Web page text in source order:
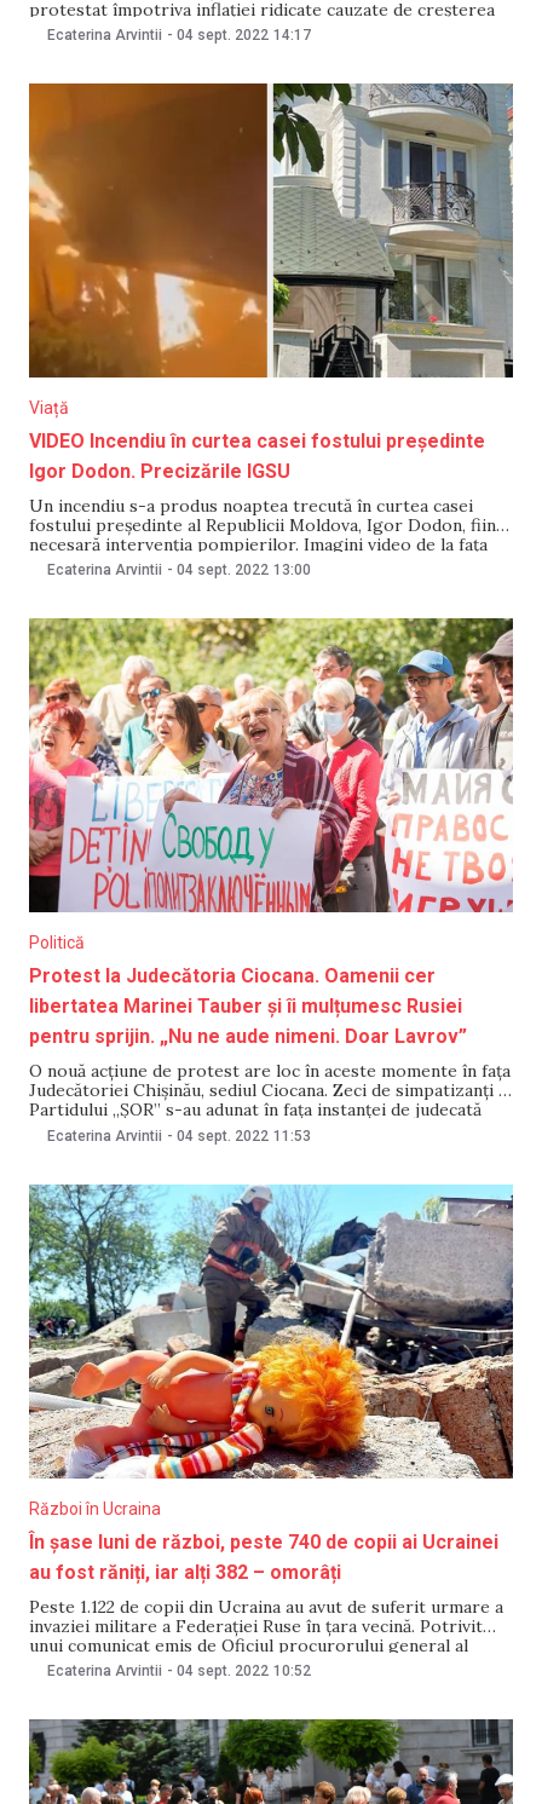
protestat împotriva inflației ridicate cauzate de creșterea
prețurilor la energie. Potrivit estimărilor poliției,
aproximativ 70.000 de persoane au luat parte la acțiune,
extremă dreapta ai demonstrației
Ecaterina Arvintii - 04 sept. 2022 14:17
Viață
VIDEO Incendiu în curtea casei fostului președinte
Igor Dodon. Precizările IGSU
Un incendiu s-a produs noaptea trecută în curtea casei
fostului președinte al Republicii Moldova, Igor Dodon, fiind
necesară intervenția pompierilor. Imagini video de la fața
locului au fost făcute publice de fostul șef de stat, pe canalul
său de Telegram. „Aseară, terasa din curtea casei noastre a
Ecaterina Arvintii - 04 sept. 2022 13:00
Politică
Protest la Judecătoria Ciocana. Oamenii cer
libertatea Marinei Tauber și îi mulțumesc Rusiei
pentru sprijin. „Nu ne aude nimeni. Doar Lavrov”
O nouă acțiune de protest are loc în aceste momente în fața
Judecătoriei Chișinău, sediul Ciocana. Zeci de simpatizanți ai
Partidului „ȘOR” s-au adunat în fața instanței de judecată
pentru a cere eliberarea vicepreședintei și deputatei
formațiunii politice, Marina Tauber, din izolatorul nr.13.
de
Ecaterina Arvintii - 04 sept. 2022 11:53
Război în Ucraina
În șase luni de război, peste 740 de copii ai Ucrainei
au fost răniți, iar alți 382 – omorâți
Peste 1.122 de copii din Ucraina au avut de suferit urmare a
invaziei militare a Federației Ruse în țara vecină. Potrivit
unui comunicat emis de Oficiul procurorului general al
Ucrainei, datele preliminare arată că, în șase luni de război,
382 de copii au decedat și peste 740 au fost răniți,
Ecaterina Arvintii - 04 sept. 2022 10:52